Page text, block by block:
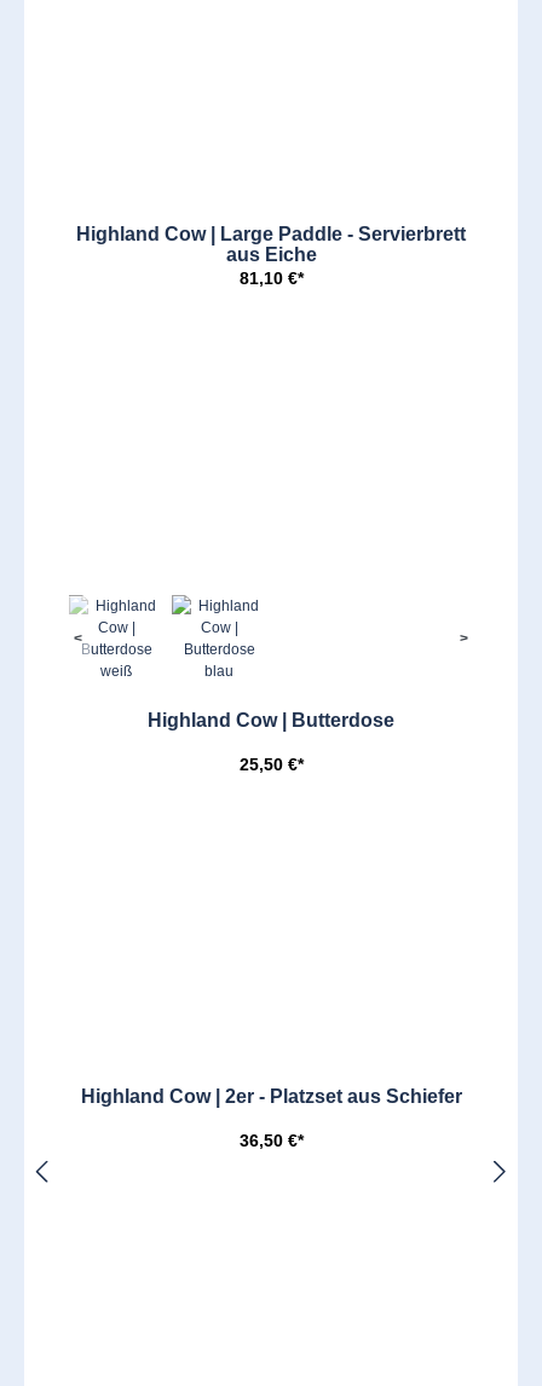
Highland Cow | Large Paddle - Servierbrett
aus Eiche
81,10 €*
< >
Highland Cow | Butterdose
25,50 €*
Highland Cow | 2er - Platzset aus Schiefer
36,50 €*